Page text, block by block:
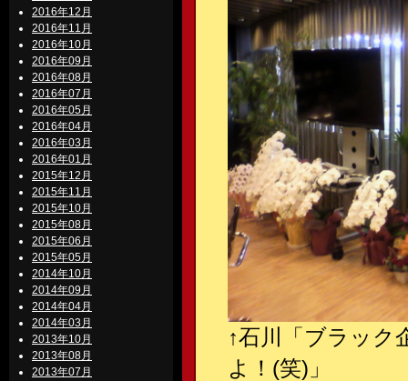
2016年12月
2016年11月
2016年10月
2016年09月
2016年08月
2016年07月
2016年05月
2016年04月
2016年03月
2016年01月
2015年12月
2015年11月
2015年10月
2015年08月
2015年06月
2015年05月
2014年10月
2014年09月
2014年04月
2014年03月
2013年10月
2013年08月
2013年07月
↑石川「ブラック
よ！(笑)」